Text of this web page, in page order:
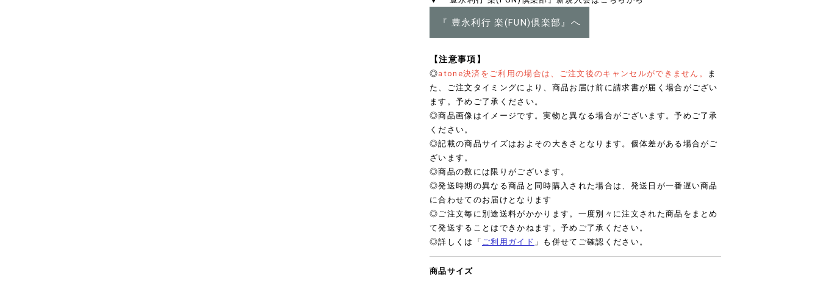
『 豊永利行 楽(FUN)倶楽部』へ
【注意事項】
◎atone決済をご利用の場合は、ご注文後のキャンセルができません。
ま
た、ご注文タイミングにより、商品お届け前に請求書が届く場合がござい
ます。予めご了承ください。
◎商品画像はイメージです。実物と異なる場合がございます。予めご了承
ください。
◎記載の商品サイズはおよその大きさとなります。個体差がある場合がご
ざいます。
◎商品の数には限りがございます。
◎発送時期の異なる商品と同時購入された場合は、発送日が一番遅い商品
に合わせてのお届けとなります
◎ご注文毎に別途送料がかかります。一度別々に注文された商品をまとめ
て発送することはできかねます。予めご了承ください。
◎詳しくは「 ご利用ガイド 」も併せてご確認ください。
商品サイズ